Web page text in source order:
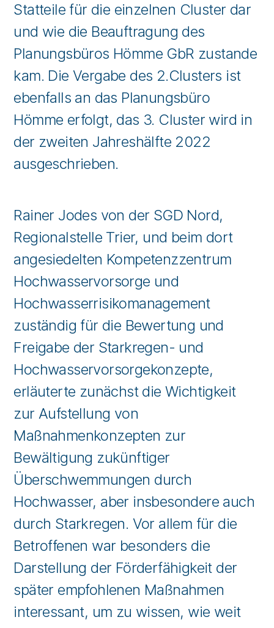
Statteile für die einzelnen Cluster dar
und wie die Beauftragung des
Planungsbüros Hömme GbR zustande
kam. Die Vergabe des 2.Clusters ist
ebenfalls an das Planungsbüro
Hömme erfolgt, das 3. Cluster wird in
der zweiten Jahreshälfte 2022
ausgeschrieben.
Rainer Jodes von der SGD Nord,
Regionalstelle Trier, und beim dort
angesiedelten Kompetenzzentrum
Hochwasservorsorge und
Hochwasserrisikomanagement
zuständig für die Bewertung und
Freigabe der Starkregen- und
Hochwasservorsorgekonzepte,
erläuterte zunächst die Wichtigkeit
zur Aufstellung von
Maßnahmenkonzepten zur
Bewältigung zukünftiger
Überschwemmungen durch
Hochwasser, aber insbesondere auch
durch Starkregen. Vor allem für die
Betroffenen war besonders die
Darstellung der Förderfähigkeit der
später empfohlenen Maßnahmen
interessant, um zu wissen, wie weit